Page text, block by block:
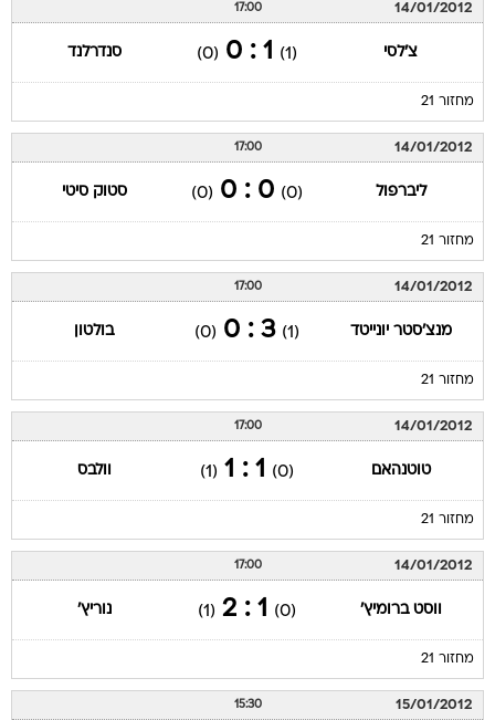
14/01/2012
17:00
צ'לסי (1)
1 : 0
(0) סנדרלנד
מחזור 21
14/01/2012
17:00
ליברפול (0)
0 : 0
(0) סטוק סיטי
מחזור 21
14/01/2012
17:00
מנצ'סטר יונייטד (1)
3 : 0
(0) בולטון
מחזור 21
14/01/2012
17:00
טוטנהאם (0)
1 : 1
(1) וולבס
מחזור 21
14/01/2012
17:00
ווסט ברומיץ' (0)
1 : 2
(1) נוריץ'
מחזור 21
15/01/2012
15:30